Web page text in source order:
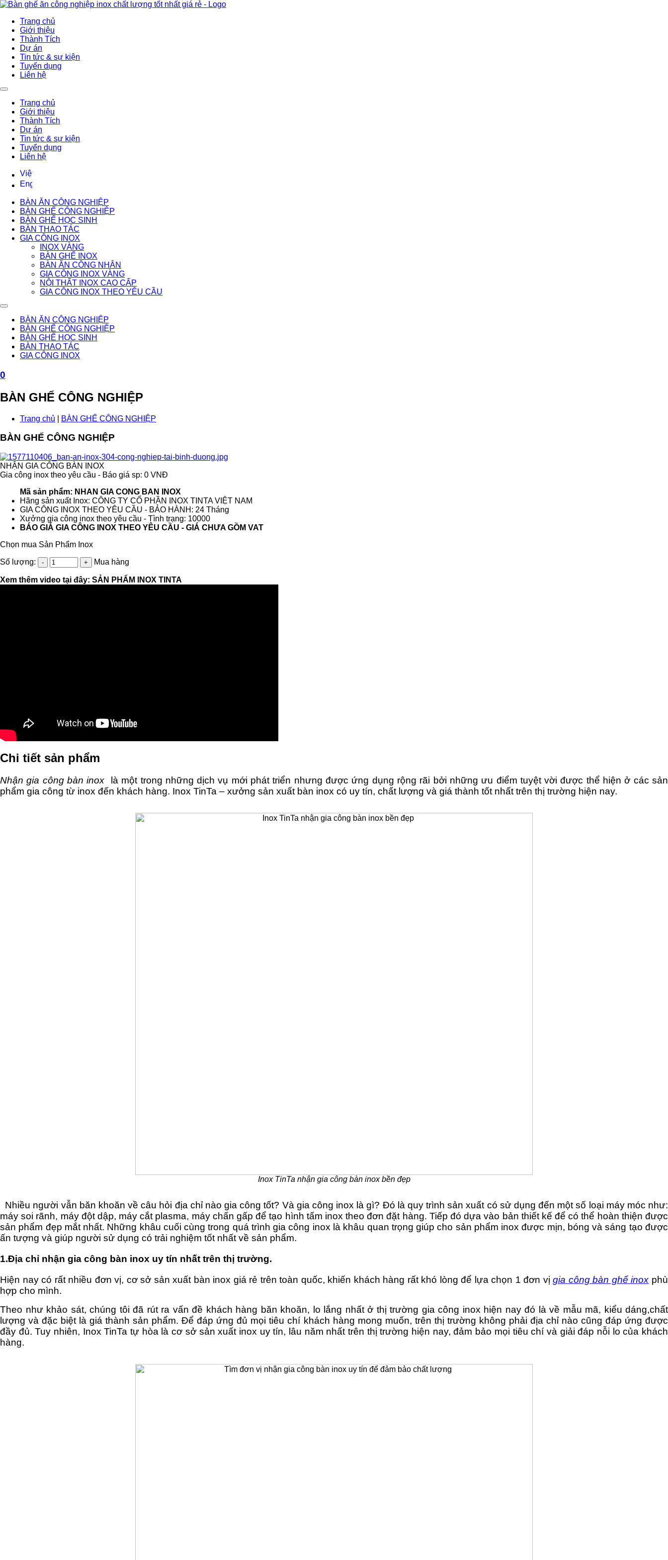
Trang chủ
Giới thiệu
Thành Tích
Dự án
Tin tức & sự kiện
Tuyển dụng
Liên hệ
Trang chủ
Giới thiệu
Thành Tích
Dự án
Tin tức & sự kiện
Tuyển dụng
Liên hệ
BÀN ĂN CÔNG NGHIỆP
BÀN GHẾ CÔNG NGHIỆP
BÀN GHẾ HỌC SINH
BÀN THAO TÁC
GIA CÔNG INOX
INOX VÀNG
BÀN GHẾ INOX
BÀN ĂN CÔNG NHÂN
GIA CÔNG INOX VÀNG
NỘI THẤT INOX CAO CẤP
GIA CÔNG INOX THEO YÊU CẦU
BÀN ĂN CÔNG NGHIỆP
BÀN GHẾ CÔNG NGHIỆP
BÀN GHẾ HỌC SINH
BÀN THAO TÁC
GIA CÔNG INOX
0
BÀN GHẾ CÔNG NGHIỆP
Trang chủ BÀN GHẾ CÔNG NGHIỆP
BÀN GHẾ CÔNG NGHIỆP
NHẬN GIA CÔNG BÀN INOX
Gia công inox theo yêu cầu - Báo giá sp: 0 VNĐ
Mã sản phẩm: NHAN GIA CONG BAN INOX
Hãng sản xuất Inox: CÔNG TY CỔ PHẦN INOX TINTA VIỆT NAM
GIA CÔNG INOX THEO YÊU CẦU - BẢO HÀNH: 24 Tháng
Xưởng gia công inox theo yêu cầu - Tình trạng: 10000
BÁO GIÁ GIA CÔNG INOX THEO YÊU CẦU - GIÁ CHƯA GỒM VAT
Chọn mua Sản Phẩm Inox
Số lượng: Mua hàng
Xem thêm video tại đây: SẢN PHẨM INOX TINTA
Chi tiết sản phẩm
Nhận gia công bàn inox là một trong những dịch vụ mới phát triển nhưng được ứng dụng rộng rãi bởi những ưu điểm tuyệt vời được thể hiện ở các sản
phẩm gia công từ inox đến khách hàng. Inox TinTa – xưởng sản xuất bàn inox có uy tín, chất lượng và giá thành tốt nhất trên thị trường hiện nay.
Inox TinTa nhận gia công bàn inox bền đẹp
Nhiều người vẫn băn khoăn về câu hỏi địa chỉ nào gia công tốt? Và gia công inox là gì? Đó là quy trình sản xuất có sử dụng đến một số loại máy móc như:
máy soi rãnh, máy đột dập, máy cắt plasma, máy chấn gấp để tạo hình tấm inox theo đơn đặt hàng. Tiếp đó dựa vào bản thiết kế để có thể hoàn thiện được
sản phẩm đẹp mắt nhất. Những khâu cuối cùng trong quá trình gia công inox là khâu quan trọng giúp cho sản phẩm inox được mịn, bóng và sáng tạo được
ấn tượng và giúp người sử dụng có trải nghiệm tốt nhất về sản phẩm.
1.Địa chỉ nhận gia công bàn inox uy tín nhất trên thị trường.
Hiện nay có rất nhiều đơn vị, cơ sở sản xuất bàn inox giá rẻ trên toàn quốc, khiến khách hàng rất khó lòng để lựa chọn 1 đơn vịgia công bàn ghế inox phù
hợp cho mình.
Theo như khảo sát, chúng tôi đã rút ra vấn đề khách hàng băn khoăn, lo lắng nhất ở thị trường gia công inox hiện nay đó là về mẫu mã, kiểu dáng,chất
lượng và đặc biệt là giá thành sản phẩm. Để đáp ứng đủ mọi tiêu chí khách hàng mong muốn, trên thị trường không phải địa chỉ nào cũng đáp ứng được
đầy đủ. Tuy nhiên, Inox TinTa tự hòa là cơ sở sản xuất inox uy tín, lâu năm nhất trên thị trường hiện nay, đảm bảo mọi tiêu chí và giải đáp nỗi lo của khách
hàng.